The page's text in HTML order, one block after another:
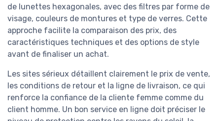
de lunettes hexagonales, avec des filtres par forme de
visage, couleurs de montures et type de verres. Cette
approche facilite la comparaison des prix, des
caractéristiques techniques et des options de style
avant de finaliser un achat.
Les sites sérieux détaillent clairement le prix de vente,
les conditions de retour et la ligne de livraison, ce qui
renforce la confiance de la cliente femme comme du
client homme. Un bon service en ligne doit préciser le